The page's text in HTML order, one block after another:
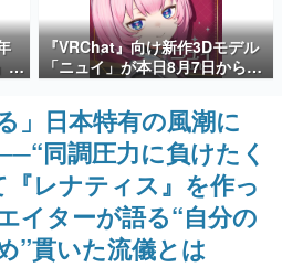
以上！ ページビュー数万以上！ などな
読まれた、電ファミ渾身の“殿堂入り”記
。
イターの方々に製作時のエピソードをお
る企画（ゲーム）とは何か？を探ってい
はいけない。『赫本』は、〈試験問題〉
ラー小説集です。
ン
『VRChat』向け新作3Dモデル
「ニュイ」が本日8月7日から
BOOTHにて発売。瞳に光る星
や感情豊かな表情が、小悪魔か
わいい
」日本特有の風潮に
同調圧力に負けたく
レナティス』を作っ
イターが語る“自分の
”貫いた流儀とは